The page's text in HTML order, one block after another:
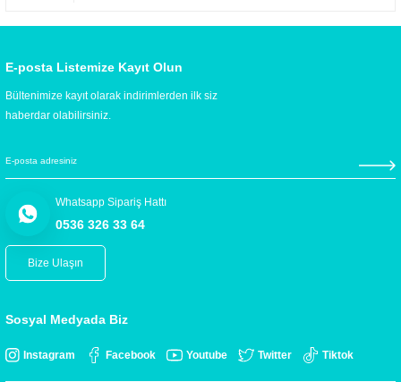
E-posta Listemize Kayıt Olun
Bültenimize kayıt olarak indirimlerden ilk siz
haberdar olabilirsiniz.
Whatsapp Sipariş Hattı
0536 326 33 64
Bize Ulaşın
Sosyal Medyada Biz
Instagram Facebook Youtube Twitter Tiktok